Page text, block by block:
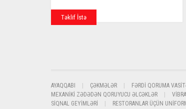
Təklif İstə
AYAQQABI ÇƏKMƏLƏR FƏRDI QORUMA
MEXANIKI ZƏDƏDƏN QORUYUCU ƏLCƏKLƏR
SIQNAL GEYIMLƏRI
RESTORANLAR ÜÇÜN